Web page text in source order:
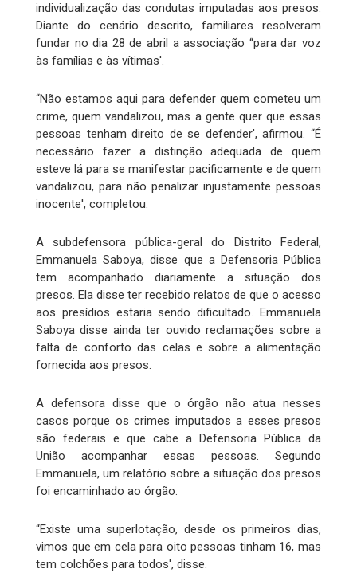
individualização das condutas imputadas aos presos.
Diante do cenário descrito, familiares resolveram
fundar no dia 28 de abril a associação “para dar voz
às famílias e às vítimas'.
“Não estamos aqui para defender quem cometeu um
crime, quem vandalizou, mas a gente quer que essas
pessoas tenham direito de se defender', afirmou. “É
necessário fazer a distinção adequada de quem
esteve lá para se manifestar pacificamente e de quem
vandalizou, para não penalizar injustamente pessoas
inocente', completou.
A subdefensora pública-geral do Distrito Federal,
Emmanuela Saboya, disse que a Defensoria Pública
tem acompanhado diariamente a situação dos
presos. Ela disse ter recebido relatos de que o acesso
aos presídios estaria sendo dificultado. Emmanuela
Saboya disse ainda ter ouvido reclamações sobre a
falta de conforto das celas e sobre a alimentação
fornecida aos presos.
A defensora disse que o órgão não atua nesses
casos porque os crimes imputados a esses presos
são federais e que cabe a Defensoria Pública da
União acompanhar essas pessoas. Segundo
Emmanuela, um relatório sobre a situação dos presos
foi encaminhado ao órgão.
“Existe uma superlotação, desde os primeiros dias,
vimos que em cela para oito pessoas tinham 16, mas
tem colchões para todos', disse.